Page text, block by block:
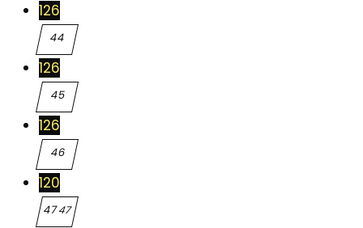
126
44
44
126
45
45
126
46
46
120
4747